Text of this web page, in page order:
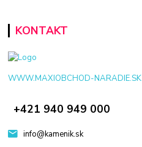
KONTAKT
WWW.MAXIOBCHOD-NARADIE.SK
+421 940 949 000
info@kamenik.sk